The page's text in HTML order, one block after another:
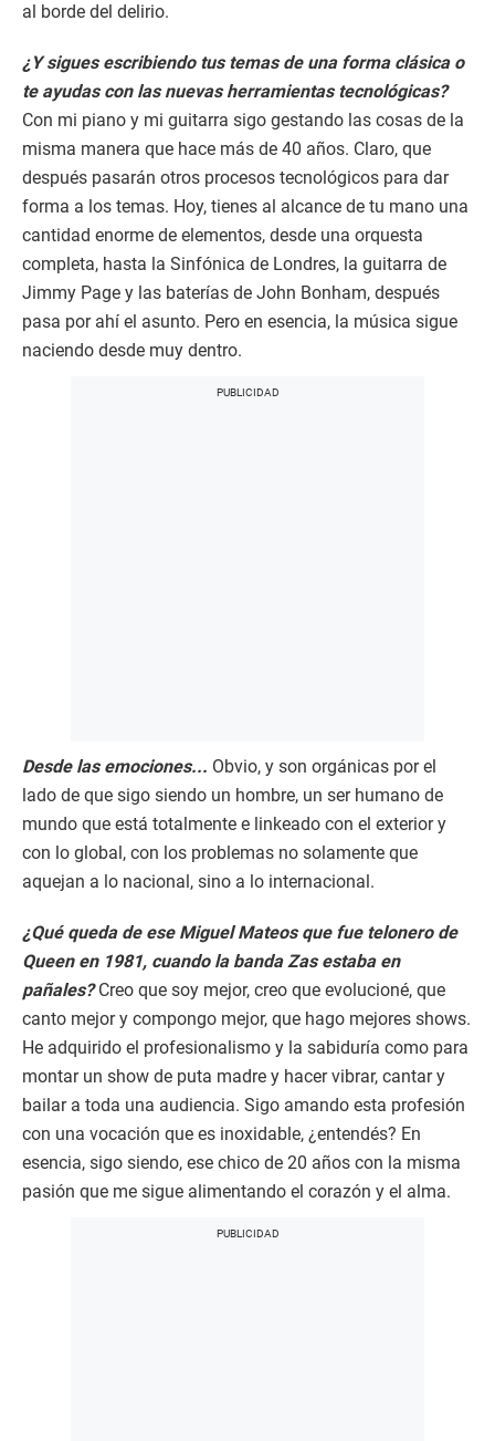
al borde del delirio.
¿Y sigues escribiendo tus temas de una forma clásica o
te ayudas con las nuevas herramientas tecnológicas?
Con mi piano y mi guitarra sigo gestando las cosas de la
misma manera que hace más de 40 años. Claro, que
después pasarán otros procesos tecnológicos para dar
forma a los temas. Hoy, tienes al alcance de tu mano una
cantidad enorme de elementos, desde una orquesta
completa, hasta la Sinfónica de Londres, la guitarra de
Jimmy Page y las baterías de John Bonham, después
pasa por ahí el asunto. Pero en esencia, la música sigue
naciendo desde muy dentro.
Desde las emociones... Obvio, y son orgánicas por el
lado de que sigo siendo un hombre, un ser humano de
mundo que está totalmente e linkeado con el exterior y
con lo global, con los problemas no solamente que
aquejan a lo nacional, sino a lo internacional.
¿Qué queda de ese Miguel Mateos que fue telonero de
Queen en 1981, cuando la banda Zas estaba en
pañales?Creo que soy mejor, creo que evolucioné, que
canto mejor y compongo mejor, que hago mejores shows.
He adquirido el profesionalismo y la sabiduría como para
montar un show de puta madre y hacer vibrar, cantar y
bailar a toda una audiencia. Sigo amando esta profesión
con una vocación que es inoxidable, ¿entendés? En
esencia, sigo siendo, ese chico de 20 años con la misma
pasión que me sigue alimentando el corazón y el alma.